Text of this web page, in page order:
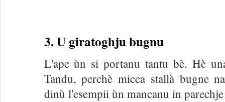
3. U giratoghju bugnu
L'ape ùn si portanu tantu bè. Hè
Tandu, perchè micca stallà bugne
dinù l'esempii ùn mancanu in